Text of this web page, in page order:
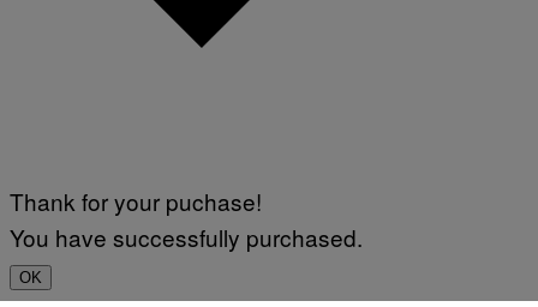
Thank for your puchase!
You have successfully purchased.
OK